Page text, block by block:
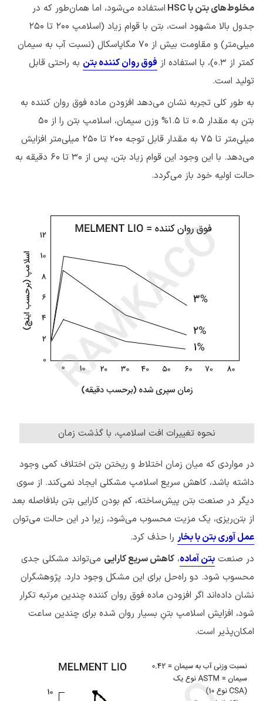
مخلوط‌های بتن با HSC
استفاده می‌شود، اما همان‌طور که در
جدول بالا مشهود است، بتن با قوام زیاد (اسلامپ ۲۰۰ تا ۲۵۰
میلی‌متر) و مقاومت بیش از 70 مگاپاسکال (نسبت آب به سیمان
کمتر از 0.3)، با استفاده از
فوق روان کننده‌ بتن به راحتی قابل
تولید است.
به طور کلی تجربه نشان می‌دهد افزودن ماده فوق روان کننده به
بتن به مقدار 0.5 تا 1.5% وزن سیمان، اسلامپ بتن را از 50
میلی‌متر تا ۷۵ به مقدار قابل توجه ۲۰۰ تا ۲۵۰ میلی‌متر افزایش
می‌دهد. با این وجود این قوام زیاد بتن، پس از ۳۰ تا ۶۰ دقیقه به
حالت اولیه خود باز می‌گردد.
نحوه تغییرات افت اسلامپ، با گذشت زمان
در مواردی که میان زمان اختلاط و ریختن بتن اختلاف کمی وجود
داشته باشد، کاهش سریع اسلامپ مشکلی ایجاد نمی‌کند. از سوی
دیگر در صنعت بتن پیش‌ساخته، کم بودن کارایی بتن بلافاصله بعد
از بتن‌ریزی، یک مزیت محسوب می‌شود، زیرا در این حالت می‌توان
عمل آوری بتن با بخار را حذف کرد.
در صنعت بتن آماده، کاهش سریع کارایی می‌تواند مشکلی جدی
محسوب شود. دو راه‌حل برای این مشکل وجود دارد. پژوهشگران
نشان داده‌اند اگر افزودن ماده فوق روان کننده چندین مرتبه تکرار
شود، افزایش اسلامپ بتنِ بسیار روان شده برای چندین ساعت
امکان‌پذیر است.